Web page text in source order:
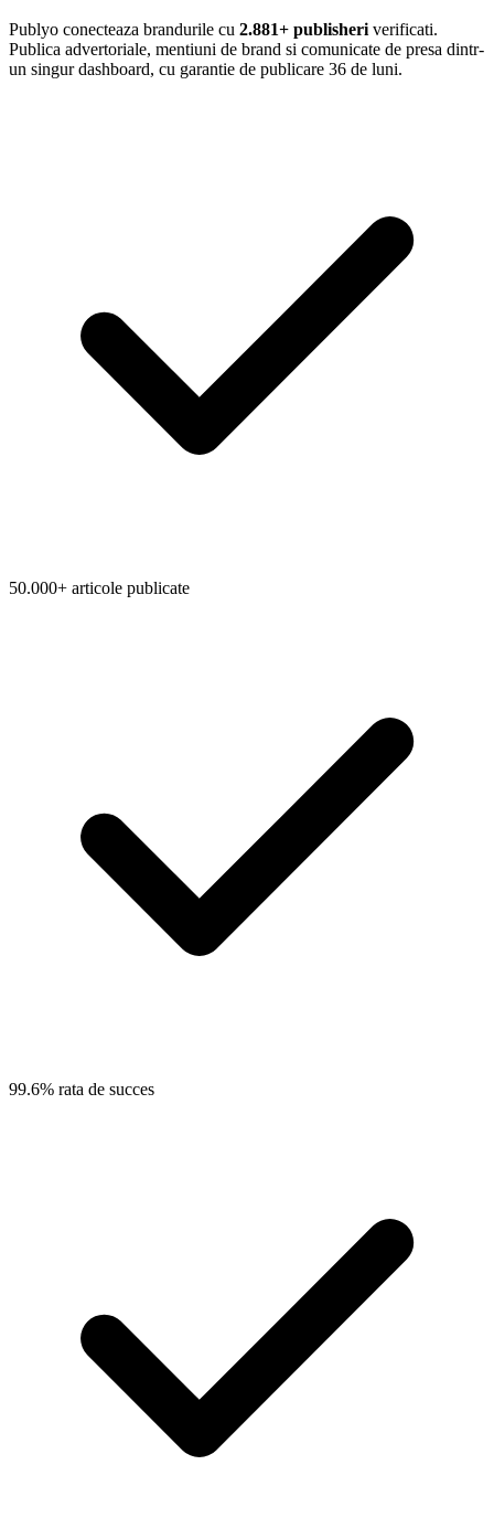
Publyo conecteaza brandurile cu 2.881+ publisheri verificati.
Publica advertoriale, mentiuni de brand si comunicate de presa dintr-
un singur dashboard, cu garantie de publicare 36 de luni.
50.000+ articole publicate
99.6% rata de succes